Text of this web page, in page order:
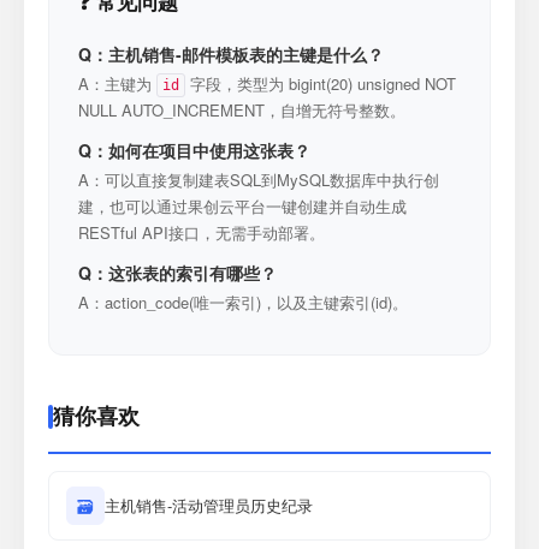
Q：主机销售-邮件模板表的主键是什么？
A：主键为 id
字段，类型为 bigint(20) unsigned NOT
NULL AUTO_INCREMENT，自增无符号整数。
Q：如何在项目中使用这张表？
A：可以直接复制建表SQL到MySQL数据库中执行创
建，也可以通过果创云平台一键创建并自动生成
RESTful API接口，无需手动部署。
Q：这张表的索引有哪些？
A：action_code(唯一索引)，以及主键索引(id)。
猜你喜欢
🗃 主机销售-活动管理员历史纪录